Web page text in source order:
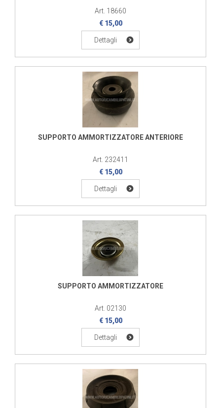
Art. 18660
€ 15,00
Dettagli
SUPPORTO AMMORTIZZATORE ANTERIORE
Art. 232411
€ 15,00
Dettagli
SUPPORTO AMMORTIZZATORE
Art. 02130
€ 15,00
Dettagli